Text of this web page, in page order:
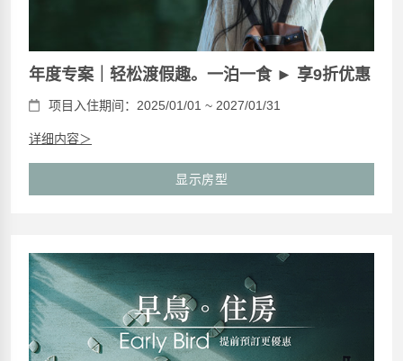
年度专案｜轻松渡假趣。一泊一食 ► 享9折优惠
项目入住期间：2025/01/01 ~ 2027/01/31
详细内容＞
显示房型